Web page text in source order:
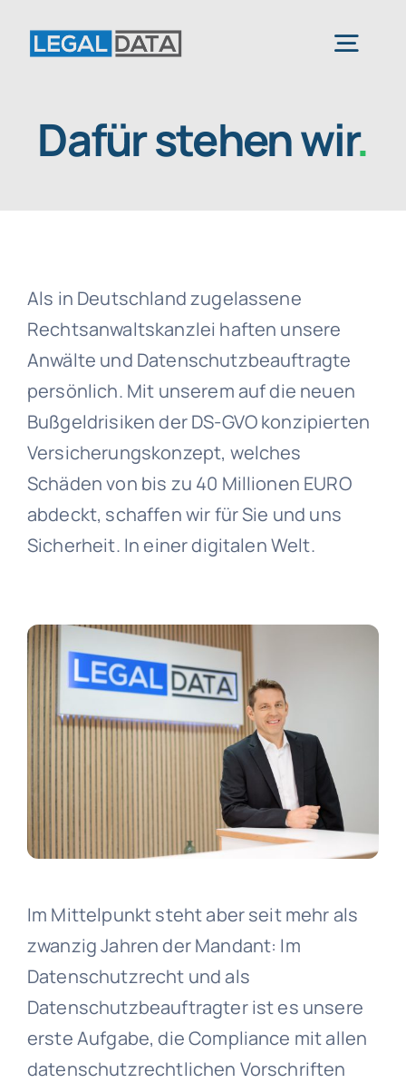
Home
Software
Über uns
SmartData
Dafür stehen wir.
Als in Deutschland zugelassene
Rechtsanwaltskanzlei haften unsere
Anwälte und Datenschutzbeauftragte
persönlich. Mit unserem auf die neuen
Bußgeldrisiken der DS-GVO konzipierten
Versicherungskonzept, welches
Schäden von bis zu 40 Millionen EURO
abdeckt, schaffen wir für Sie und uns
Sicherheit. In einer digitalen Welt.
Im Mittelpunkt steht aber seit mehr als
zwanzig Jahren der Mandant: Im
Datenschutzrecht und als
Datenschutzbeauftragter ist es unsere
erste Aufgabe, die Compliance mit allen
datenschutzrechtlichen Vorschriften